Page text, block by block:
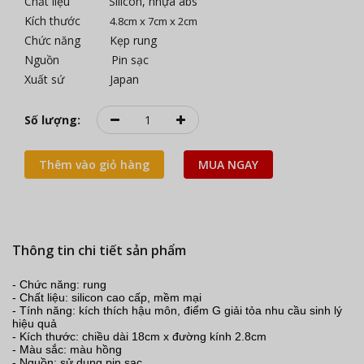
Kích thước 4.8cm x 7cm x 2cm
Chức năng Kẹp rung
Nguồn Pin sạc
Xuất sứ Japan
Số lượng:
Thêm vào giỏ hàng MUA NGAY
Thông tin chi tiết sản phẩm
- Chức năng: rung
- Chất liệu: silicon cao cấp, mềm mại
- Tính năng: kích thích hậu môn, điểm G giải tỏa nhu cầu sinh lý
hiệu quả
- Kích thước: chiều dài 18cm x đường kính 2.8cm
- Màu sắc: màu hồng